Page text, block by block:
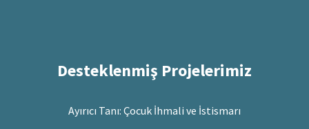
Desteklenmiş Projelerimiz
Ayırıcı Tanı: Çocuk İhmali ve İstismarı